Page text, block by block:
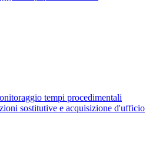
tempi procedimentali
sostitutive e acquisizione d'ufficio